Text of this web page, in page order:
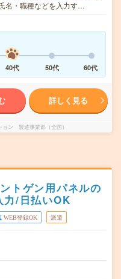
名・職種などを入力す…
40代 50代 60代
詳しく見る
ョン 製造事業部（全国）
トゲン用パネルの
力/日払いOK
WEB登録OK 派遣